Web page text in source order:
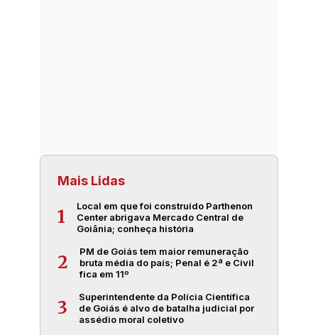
Mais Lidas
1
Local em que foi construído Parthenon
Center abrigava Mercado Central de
Goiânia; conheça história
2
PM de Goiás tem maior remuneração
bruta média do país; Penal é 2ª e Civil
fica em 11º
3
Superintendente da Polícia Científica
de Goiás é alvo de batalha judicial por
assédio moral coletivo